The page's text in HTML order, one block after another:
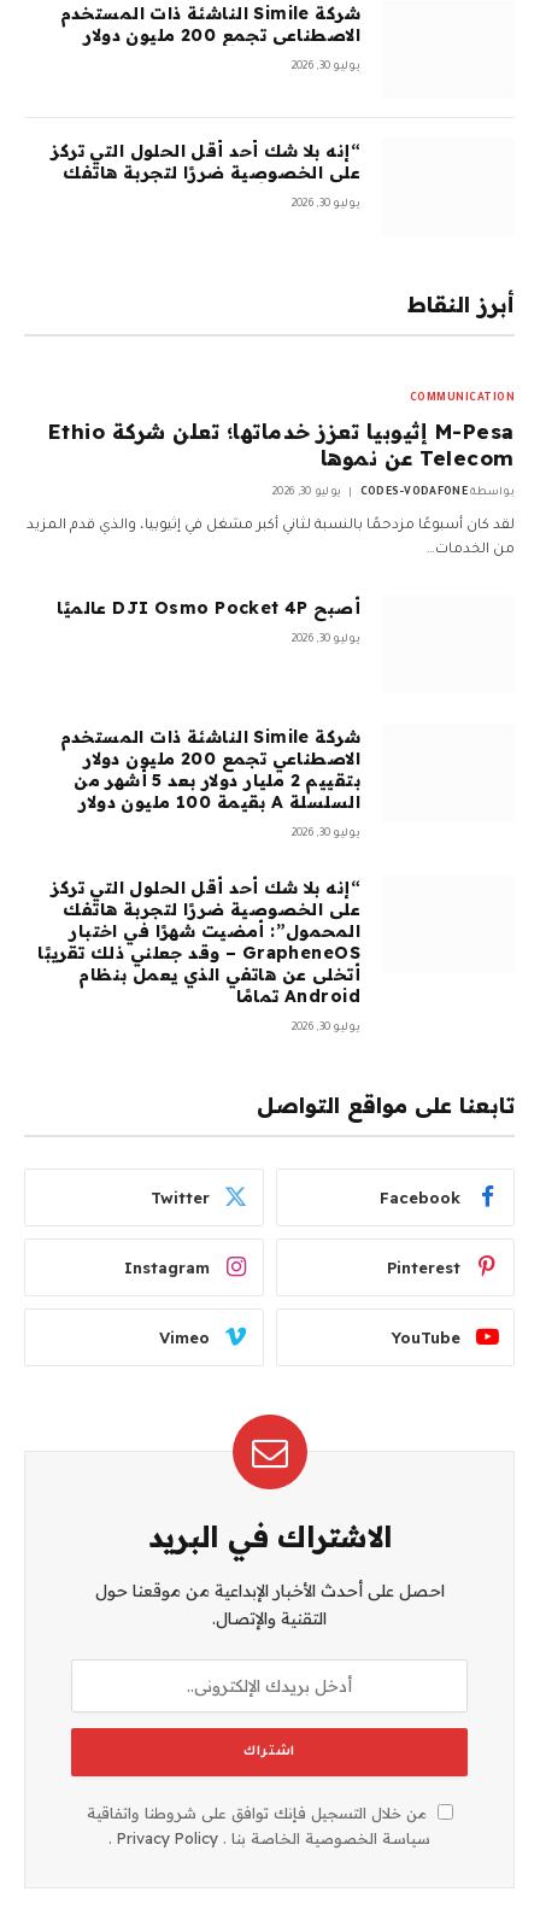
شركة Simile الناشئة ذات المستخدم
الاصطناعي تجمع 200 مليون دولار
السلسلة A بقيمة 100 مليون دولار
يوليو 30, 2026
“إنه بلا شك أحد أقل الحلول التي تركز
على الخصوصية ضررًا لتجربة هاتفك
المحمول”: أمضيت شهرًا في اختبار
يوليو 30, 2026
أبرز النقاط
COMMUNICATION
M-Pesa إثيوبيا تعزز خدماتها؛ تعلن شركة Ethio
Telecom عن نموها
بواسطة CODES-VODAFONE يوليو 30, 2026
لقد كان أسبوعًا مزدحمًا بالنسبة لثاني أكبر مشغل في إثيوبيا، والذي قدم المزيد
من الخدمات…
أصبح DJI Osmo Pocket 4P عالميًا
يوليو 30, 2026
شركة Simile الناشئة ذات المستخدم
الاصطناعي تجمع 200 مليون دولار
بتقييم 2 مليار دولار بعد 5 أشهر من
السلسلة A بقيمة 100 مليون دولار
يوليو 30, 2026
“إنه بلا شك أحد أقل الحلول التي تركز
على الخصوصية ضررًا لتجربة هاتفك
المحمول”: أمضيت شهرًا في اختبار
GrapheneOS – وقد جعلني ذلك تقريبًا
أتخلى عن هاتفي الذي يعمل بنظام
Android تمامًا
يوليو 30, 2026
تابعنا على مواقع التواصل
Facebook
Twitter
Pinterest
Instagram
YouTube
Vimeo
الاشتراك في البريد
احصل على أحدث الأخبار الإبداعية من موقعنا حول
التقنية والإتصال.
من خلال التسجيل فإنك توافق على شروطنا واتفاقية
سياسة الخصوصية الخاصة بنا . Privacy Policy
.